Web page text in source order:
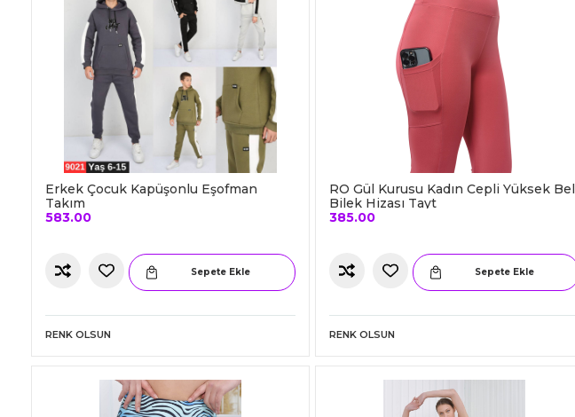
Erkek Çocuk Kapüşonlu Eşofman
Takım
583.00
Sepete Ekle
RENK OLSUN
RO Gül Kurusu Kadın Cepli Yüksek Bel
Bilek Hizası Tayt
385.00
Sepete Ekle
RENK OLSUN